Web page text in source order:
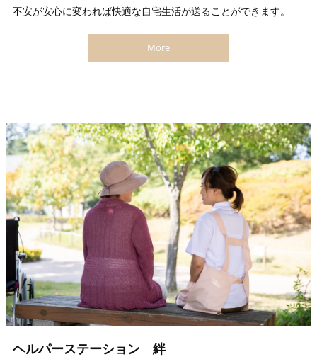
不安が安心に変われば快適な自宅生活が送ることができます。
More
ヘルパーステーション 絆